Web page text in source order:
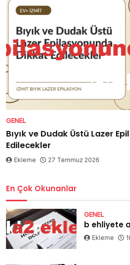
GENEL
Bıyık ve Dudak Üstü Lazer
Edilecekler
Ekleme 27 Temmuz 2026
En Çok Okunanlar
GENEL
b ehliyete
Ekleme